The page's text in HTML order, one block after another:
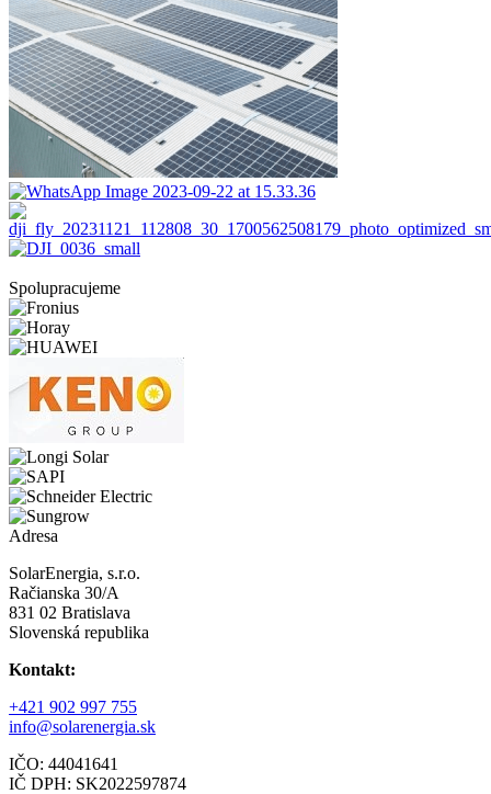
Spolupracujeme
Adresa
SolarEnergia, s.r.o.
Račianska 30/A
831 02 Bratislava
Slovenská republika
Kontakt:
+421 902 997 755
info@solarenergia.sk
IČO: 44041641
IČ DPH: SK2022597874